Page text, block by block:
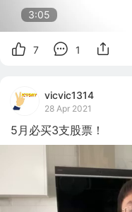
3:05
7 1
vicvic1314
28 Apr 2021
5月必买3支股票！